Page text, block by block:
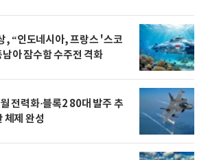
, “인도네시아, 프랑스 '스코
아 잠수함 수주전 격화
전력화·블록2 80대 발주 추
제 완성